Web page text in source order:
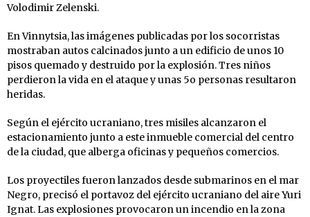
Volodimir Zelenski.
En Vinnytsia, las imágenes publicadas por los socorristas
mostraban autos calcinados junto a un edificio de unos 10
pisos quemado y destruido por la explosión. Tres niños
perdieron la vida en el ataque y unas 5o personas resultaron
heridas.
Según el ejército ucraniano, tres misiles alcanzaron el
estacionamiento junto a este inmueble comercial del centro
de la ciudad, que alberga oficinas y pequeños comercios.
Los proyectiles fueron lanzados desde submarinos en el mar
Negro, precisó el portavoz del ejército ucraniano del aire Yuri
Ignat. Las explosiones provocaron un incendio en la zona